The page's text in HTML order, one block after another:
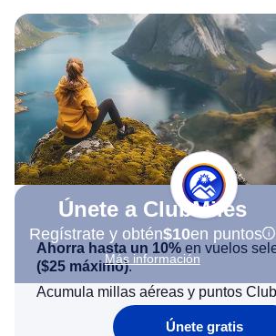
Únete a ClubMiles
Regístrate y obtén$10en puntos
Más información
Ahorra hasta un 10% en vuelos
($25 máximo).
Acumula millas aéreas y puntos
Únete gratis